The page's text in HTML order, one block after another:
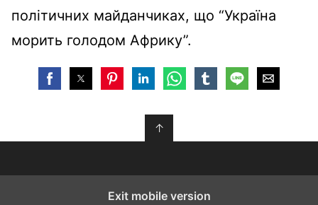
політичних майданчиках, що “Україна
морить голодом Африку”.
↑
Exit mobile version